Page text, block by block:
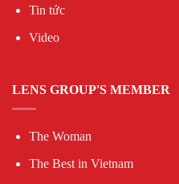
Tin tức
Video
LENS GROUP'S MEMBER
The Woman
The Best in Vietnam